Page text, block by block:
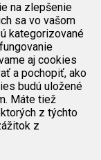
na zlepšenie
sa vo vašom
kategorizované
aj cookies
a pochopiť, ako
budú uložené
Máte tiež
z týchto
z